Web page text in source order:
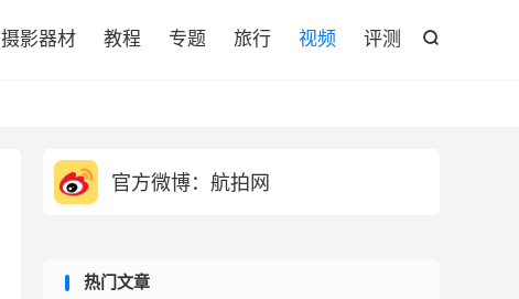

摄影器材 教程 专题 旅行 视频 评测
官方微博：航拍网
热门文章